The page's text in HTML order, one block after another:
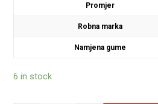
Promjer
Robna marka
Namjena gume
6 in stock